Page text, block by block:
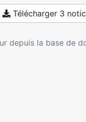
Télécharger 3
depuis la base de